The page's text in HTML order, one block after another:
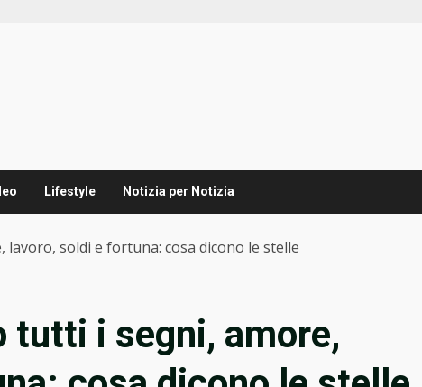
Lifestyle Notizia per Notizia
soldi e fortuna: cosa dicono le stelle
tutti i segni, amore,